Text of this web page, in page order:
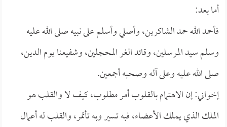
أما بعد:
فأحمد الله حمد الشاكرين، وأصلي وأسلم على نبيه صلى الله عليه
وسلم سيد المرسلين، وقائد الغر المحجلين، وشفيعنا يوم الدين،
صلى الله عليه وعلى آله وصحبه أجمعين.
إخواني: إن الاهتمام بالقلوب أمر مطلوب، كيف لا والقلب هو
الملك الذي يملك الأعضاء، فبه تسير وبه تأتمر، والقلب له أعمال